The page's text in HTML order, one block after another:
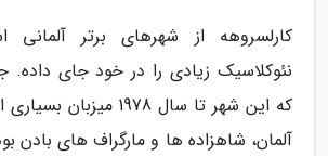
کارلسروهه از شهرهای برتر
نئوکلاسیک زیادی را در خود جای داده.
که این شهر تا سال 1978
آلمان، شاهزاده ها و مارگراف های بادن